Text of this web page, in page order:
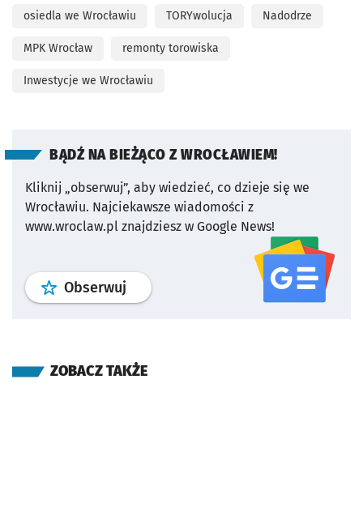
osiedla we Wrocławiu TORYwolucja Nadodrze
MPK Wrocław remonty torowiska
Inwestycje we Wrocławiu
BĄDŹ NA BIEŻĄCO Z WROCŁAWIEM!
Kliknij „obserwuj”, aby wiedzieć, co dzieje się we
Wrocławiu. Najciekawsze wiadomości z
www.wroclaw.pl znajdziesz w Google News!
Obserwuj profil serwisu
ZOBACZ TAKŻE